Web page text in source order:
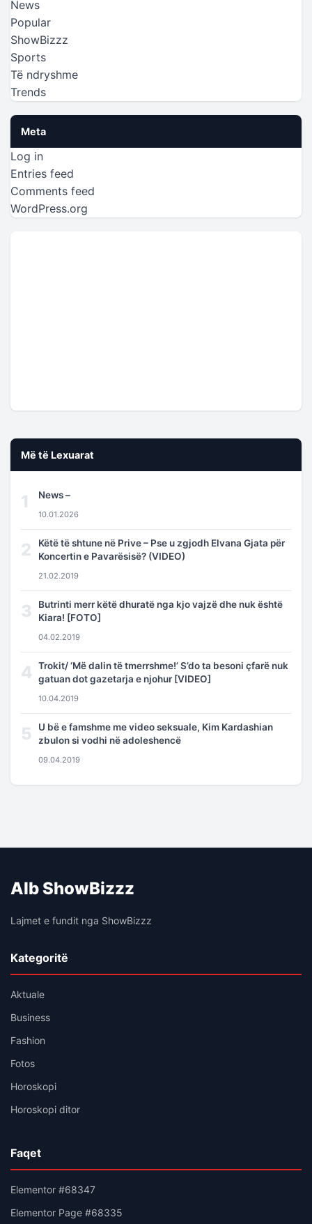
News
Popular
ShowBizzz
Sports
Të ndryshme
Trends
Meta
Log in
Entries feed
Comments feed
WordPress.org
Më të Lexuarat
1 News –
10.01.2026
2
Këtë të shtune në Prive – Pse u zgjodh Elvana Gjata për
Koncertin e Pavarësisë? (VIDEO)
21.02.2019
3
Butrinti merr këtë dhuratë nga kjo vajzë dhe nuk është
Kiara! [FOTO]
04.02.2019
4
Trokit/ ‘Më dalin të tmerrshme!’ S’do ta besoni çfarë nuk
gatuan dot gazetarja e njohur [VIDEO]
10.04.2019
5
U bë e famshme me video seksuale, Kim Kardashian
zbulon si vodhi në adoleshencë
09.04.2019
Alb ShowBizzz
Lajmet e fundit nga ShowBizzz
Kategoritë
Aktuale
Business
Fashion
Fotos
Horoskopi
Horoskopi ditor
Faqet
Elementor #68347
Elementor Page #68335